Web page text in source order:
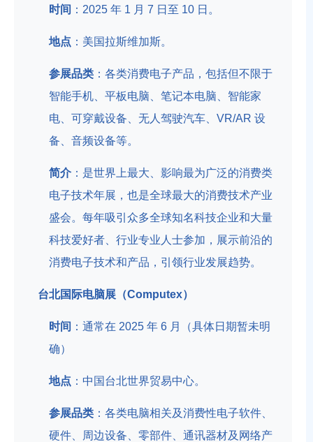
时间 ：2025 年 1 月 7 日至 10 日。
地点 ：美国拉斯维加斯。
参展品类 ：各类消费电子产品，包括但不限于
智能手机、平板电脑、笔记本电脑、智能家
电、可穿戴设备、无人驾驶汽车、VR/AR 设
备、音频设备等。
简介：是世界上最大、影响最为广泛的消费类
电子技术年展，也是全球最大的消费技术产业
盛会。每年吸引众多全球知名科技企业和大量
科技爱好者、行业专业人士参加，展示前沿的
消费电子技术和产品，引领行业发展趋势。
台北国际电脑展（Computex）
时间 ：通常在 2025 年 6 月（具体日期暂未明
确）
地点 ：中国台北世界贸易中心。
参展品类 ：各类电脑相关及消费性电子软件、
硬件、周边设备、零部件、通讯器材及网络产